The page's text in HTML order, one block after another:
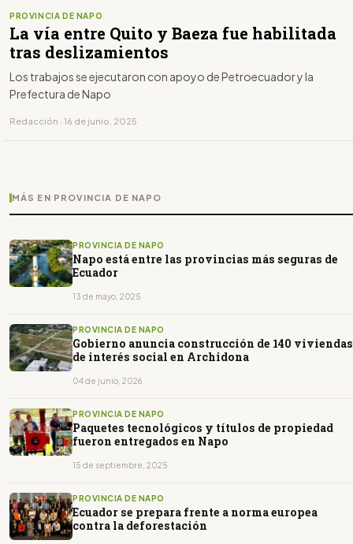
PROVINCIA DE NAPO
La vía entre Quito y Baeza fue habilitada
tras deslizamientos
Los trabajos se ejecutaron con apoyo de Petroecuador y la
Prefectura de Napo
Redacción · 16 de junio, 2025
MÁS EN PROVINCIA DE NAPO
PROVINCIA DE NAPO
Napo está entre las provincias más seguras de
Ecuador
13 de mayo, 2025
PROVINCIA DE NAPO
Gobierno anuncia construcción de 140 viviendas
de interés social en Archidona
04 de junio, 2026
PROVINCIA DE NAPO
Paquetes tecnológicos y títulos de propiedad
fueron entregados en Napo
15 de septiembre, 2025
PROVINCIA DE NAPO
Ecuador se prepara frente a norma europea
contra la deforestación